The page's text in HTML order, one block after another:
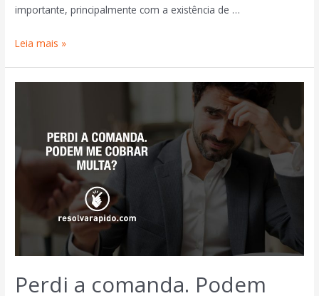
importante, principalmente com a existência de …
Leia mais »
Perdi a comanda. Podem